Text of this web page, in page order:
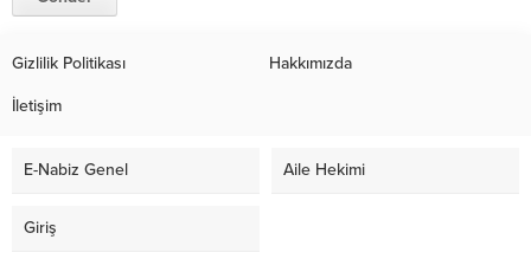
Gizlilik Politikası Hakkımızda
İletişim
E-Nabiz Genel Aile Hekimi
Giriş